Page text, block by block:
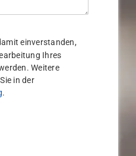
einverstanden,
Ihres
Weitere
in der
.